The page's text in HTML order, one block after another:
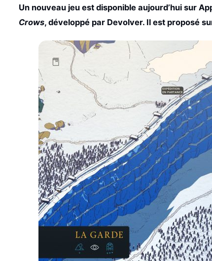
Un nouveau jeu est disponible aujourd’hui sur
Crows, développé par Devolver. Il est proposé